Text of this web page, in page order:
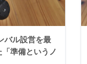
バル設営を最
準備というノ